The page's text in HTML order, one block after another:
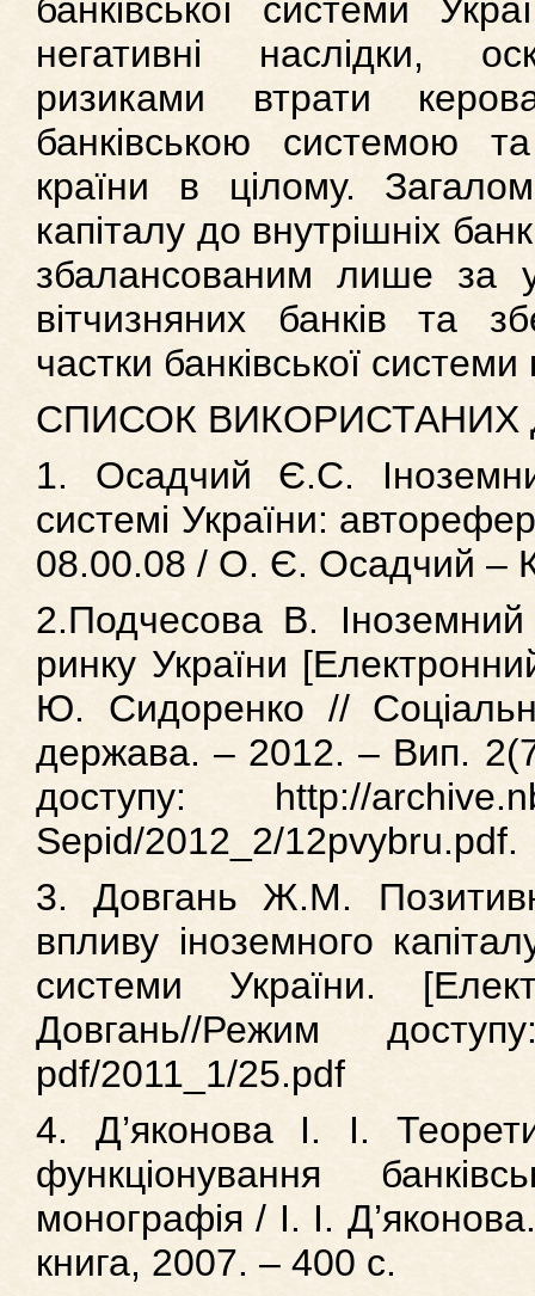
банківської системи
негативні наслідки,
ризиками втрати
банківською системою
країни в цілому.
капіталу до внутрішніх
збалансованим лише за
вітчизняних банків та
частки банківської системи
СПИСОК ВИКОРИСТАНИХ
1. Осадчий Є.С.
системі України:
08.00.08 / О. Є. Осадчий –
2.Подчесова В. Іноземний
ринку України
Ю. Сидоренко //
держава. – 2012. – Вип.
доступу: http://
Sepid/2012_2/12pvybru.pdf.
3. Довгань Ж.М.
впливу іноземного
системи України.
Довгань//Режим
pdf/2011_1/25.pdf
4. Д’яконова І. І.
функціонування
монографія / І. І.
книга, 2007. – 400 с.